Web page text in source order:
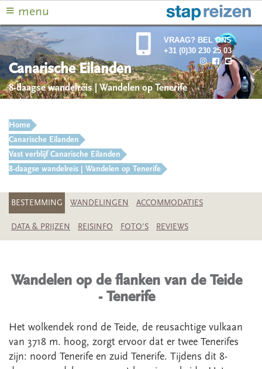
≡ menu
VRAAG? BEL ONS
+31 (0)30 230 25 03
Canarische Eilanden
8-daagse wandelreis | Wandelen op Tenerife
Home
Canarische Eilanden
Vast verblijf Canarische Eilanden
8-daagse wandelreis | Wandelen op Tenerife
BESTEMMING WANDELINGEN ACCOMMODATIES
DATA & PRIJZEN REISINFO FOTO'S REVIEWS
Wandelen op de flanken van de Teide
- Tenerife
Het wolkendek rond de Teide, de reusachtige vulkaan
van 3718 m. hoog, zorgt ervoor dat er twee Tenerifes
zijn: noord Tenerife en zuid Tenerife. Tijdens dit 8-